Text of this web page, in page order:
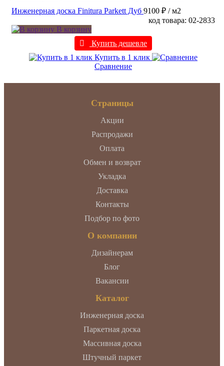
Инженерная доска Finitura Parkett Дуб 9100 ₽ / м2
код товара: 02-2833
В корзину
Купить дешевле
Купить в 1 клик
Сравнение
Страницы
Акции
Распродажи
Оплата
Обмен и возврат
Укладка
Доставка
Контакты
Подбор по фото
О компании
Дизайнерам
Блог
Вакансии
Каталог
Инженерная доска
Паркетная доска
Массивная доска
Штучный паркет